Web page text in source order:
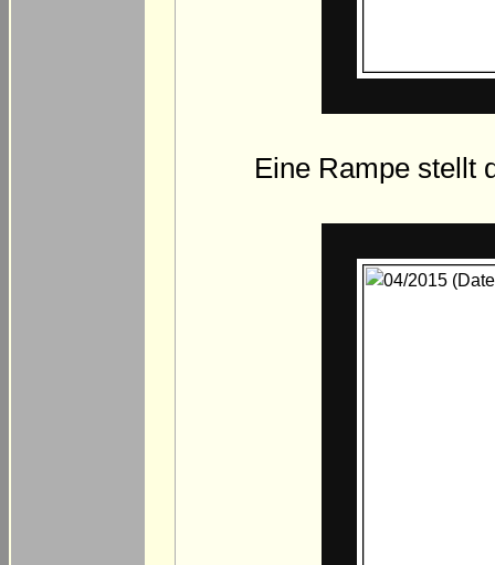
Eine Rampe stellt